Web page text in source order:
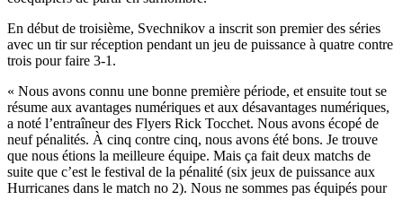
En début de troisième, Svechnikov a inscrit son premier des séries
avec un tir sur réception pendant un jeu de puissance à quatre contre
trois pour faire 3-1.
« Nous avons connu une bonne première période, et ensuite tout se
résume aux avantages numériques et aux désavantages numériques,
a noté l’entraîneur des Flyers Rick Tocchet. Nous avons écopé de
neuf pénalités. À cinq contre cinq, nous avons été bons. Je trouve
que nous étions la meilleure équipe. Mais ça fait deux matchs de
suite que c’est le festival de la pénalité (six jeux de puissance aux
Hurricanes dans le match no 2). Nous ne sommes pas équipés pour